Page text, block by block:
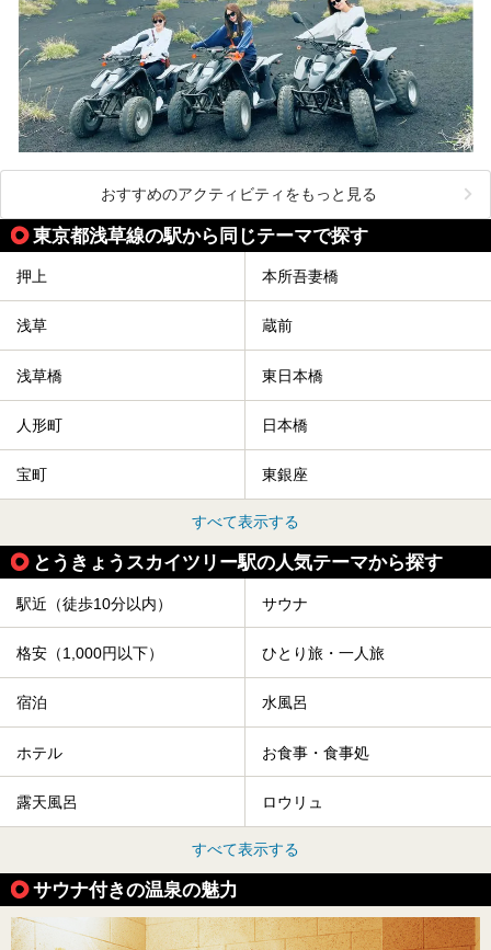
おすすめのアクティビティをもっと見る
東京都浅草線の駅から同じテーマで探す
押上 本所吾妻橋
浅草 蔵前
浅草橋 東日本橋
人形町 日本橋
宝町 東銀座
すべて表示する
とうきょうスカイツリー駅の人気テーマから探す
駅近（徒歩10分以内） サウナ
格安（1,000円以下） ひとり旅・一人旅
宿泊 水風呂
ホテル お食事・食事処
露天風呂 ロウリュ
すべて表示する
サウナ付きの温泉の魅力